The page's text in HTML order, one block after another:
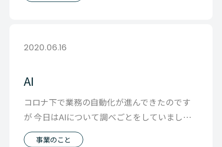
2020.06.16
AI
コロナ下で業務の自動化が進んできたのです
が 今日はAIについて調べごとをしていました
うちのサービスの提供のしかたは オ
事業のこと